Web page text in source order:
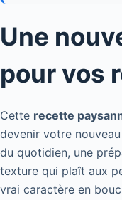
Une
pour vos
Cette recette
devenir votre
du quotidien, une
texture qui plaît aux
vrai caractère en